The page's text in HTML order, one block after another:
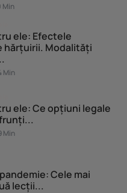
Min
ele: Efectele
hărțuirii. Modalități
Min
ele: Ce opțiuni legale
Min
Cele mai
lecții...